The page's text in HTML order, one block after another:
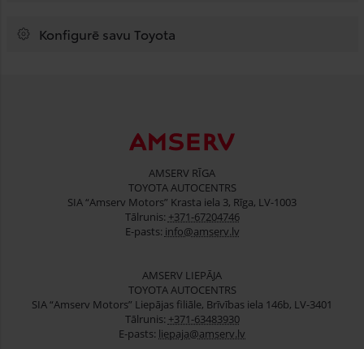
Konfigurē savu Toyota
AMSERV RĪGA
TOYOTA AUTOCENTRS
SIA “Amserv Motors” Krasta iela 3, Rīga, LV-1003
Tālrunis: +371-67204746
E-pasts: info@amserv.lv
AMSERV LIEPĀJA
TOYOTA AUTOCENTRS
SIA “Amserv Motors” Liepājas filiāle, Brīvības iela 146b, LV-3401
Tālrunis: +371-63483930
E-pasts: liepaja@amserv.lv